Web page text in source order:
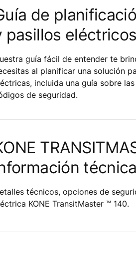
de
pasillos eléctricos
guía fácil de entender te
al planificar una solución
incluida una guía sobre
de seguridad.
técnica
técnicos, opciones de
KONE TransitMaster ™ 140.